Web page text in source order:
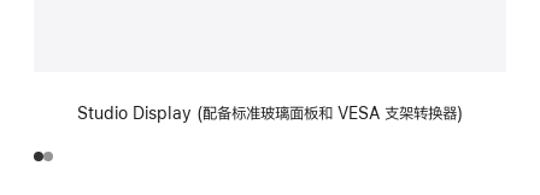
Studio Display (配备标准玻璃面板和 VESA 支架转换器)